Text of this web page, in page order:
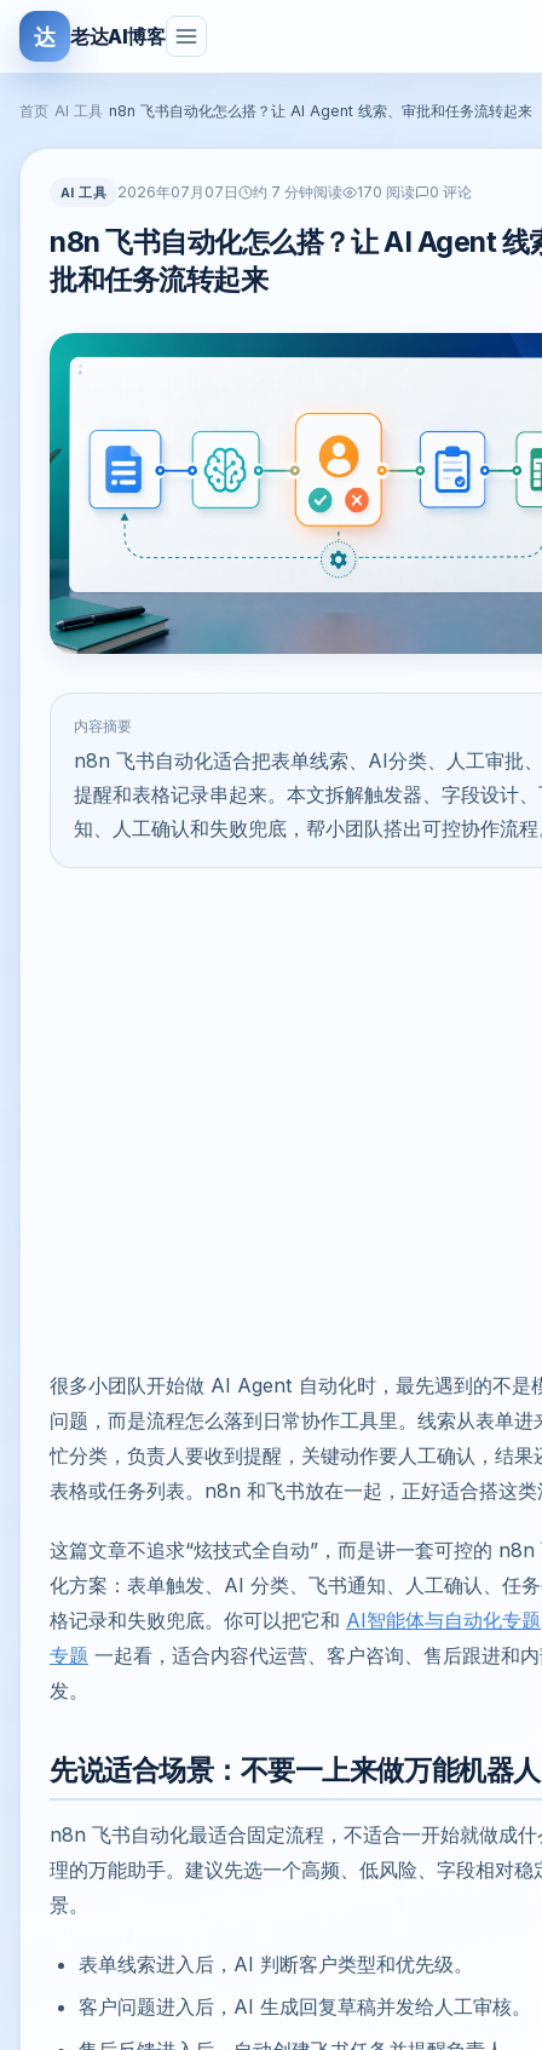
达 老达AI博客
首页 AI 工具 n8n 飞书自动化怎么搭？让 AI Agent 线索、审批和任务流转起来
AI 工具 2026年07月07日 约 7 分钟阅读 170 阅读 0 评论
n8n 飞书自动化怎么搭？让 AI Agent 线
批和任务流转起来
内容摘要
n8n 飞书自动化适合把表单线索、AI分类、人工审批
提醒和表格记录串起来。本文拆解触发器、字段设计
知、人工确认和失败兜底，帮小团队搭出可控协作流
很多小团队开始做 AI Agent 自动化时，最先遇到的不是
问题，而是流程怎么落到日常协作工具里。线索从表单进
忙分类，负责人要收到提醒，关键动作要人工确认，结果
表格或任务列表。n8n 和飞书放在一起，正好适合搭这类
这篇文章不追求“炫技式全自动”，而是讲一套可控的 n8n
化方案：表单触发、AI 分类、飞书通知、人工确认、任
格记录和失败兜底。你可以把它和 AI智能体与自动化专题
专题 一起看，适合内容代运营、客户咨询、售后跟进和
发。
先说适合场景：不要一上来做万能机器人
n8n 飞书自动化最适合固定流程，不适合一开始就做成
理的万能助手。建议先选一个高频、低风险、字段相对稳
景。
表单线索进入后，AI 判断客户类型和优先级。
客户问题进入后，AI 生成回复草稿并发给人工审核。